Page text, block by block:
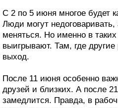
С 2 по 5 июня многое будет
Люди могут
меняться. Но именно в
выигрывают. Там, где
выход.
После 11 июня особенно
друзей и близких. А после
замедлится. Правда, в